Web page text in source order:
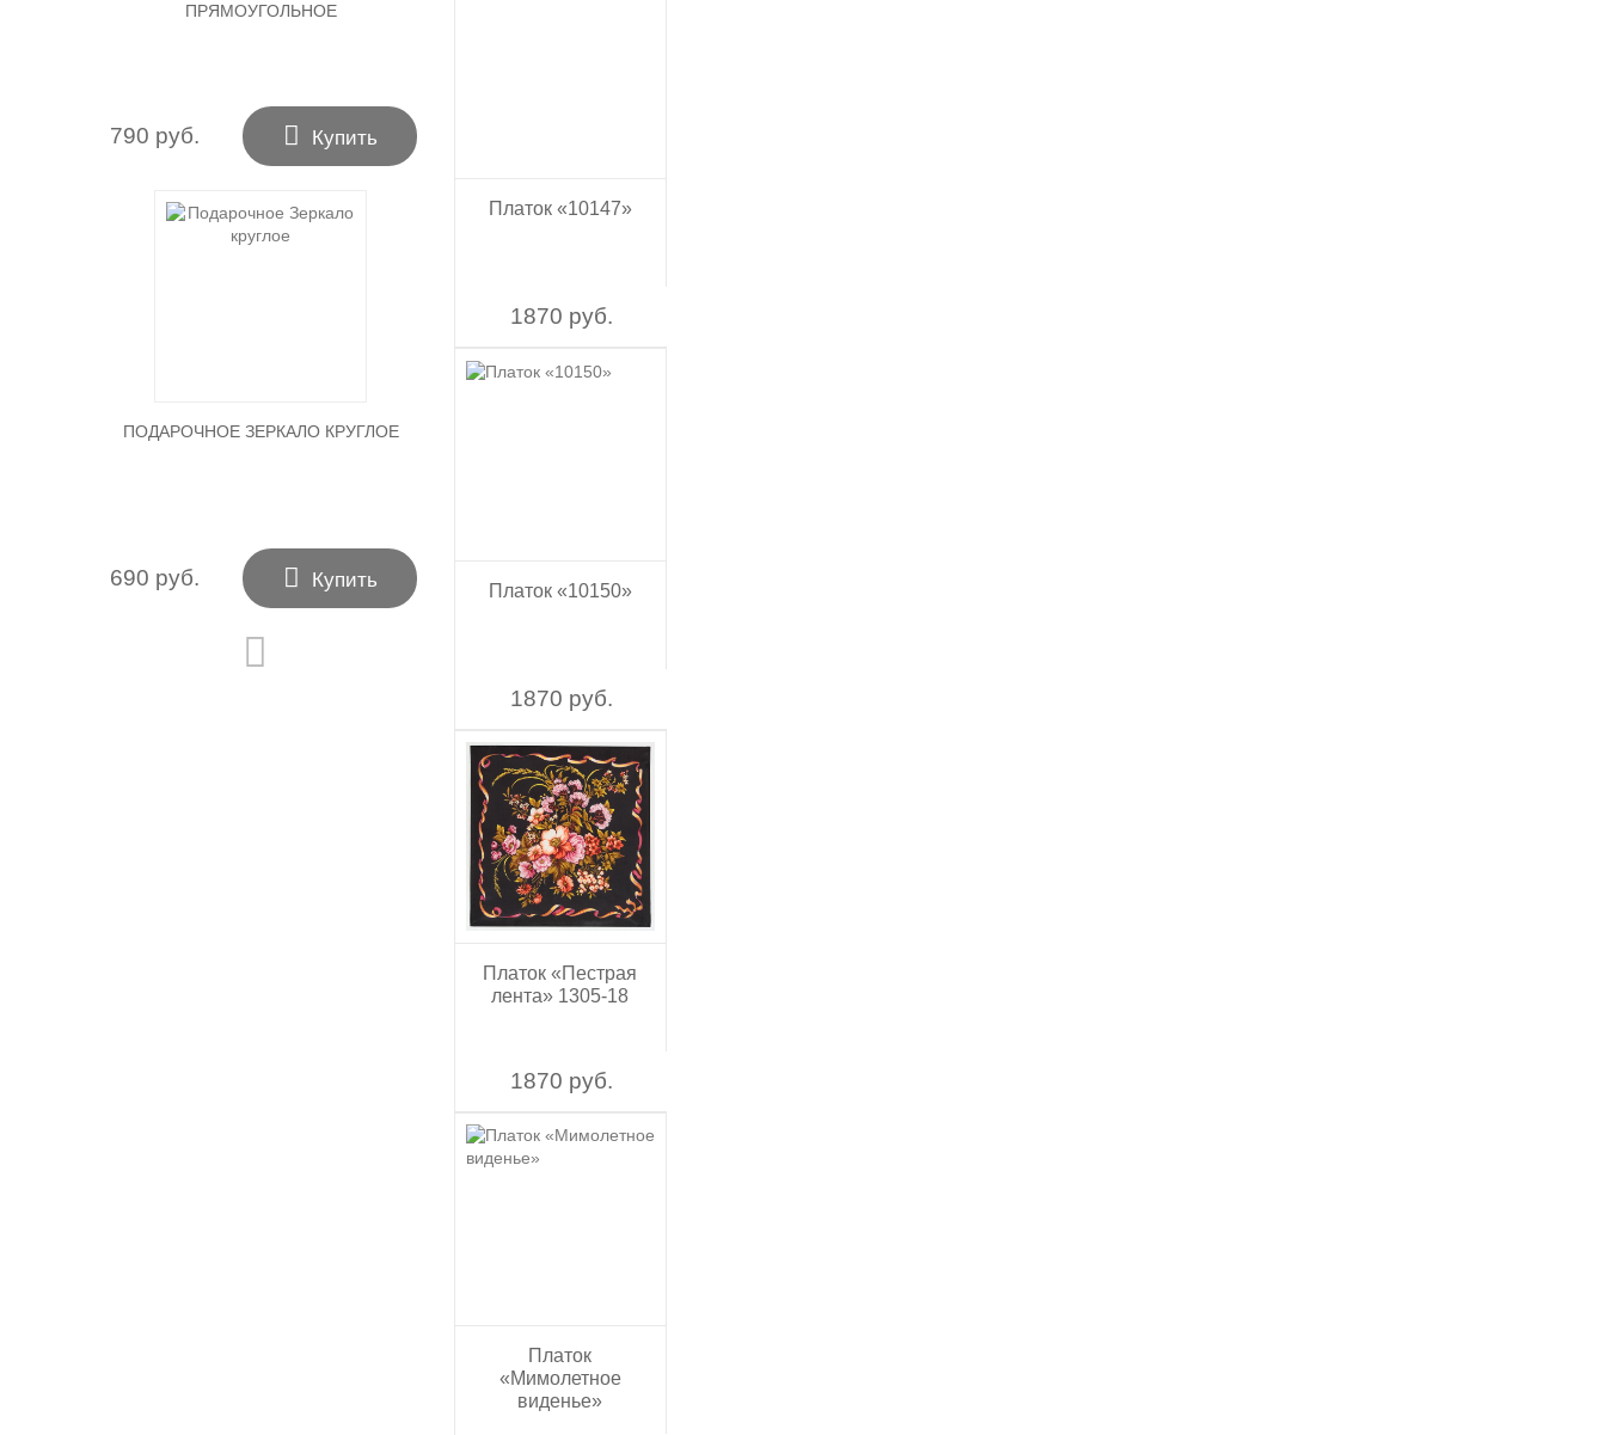
Платок «10147»
1870 руб.
Платок «10150»
1870 руб.
Платок «Пестрая
лента» 1305-18
1870 руб.
Платок
«Мимолетное
виденье»
ПРЯМОУГОЛЬНОЕ
790 руб.  Купить
ПОДАРОЧНОЕ ЗЕРКАЛО КРУГЛОЕ
690 руб.  Купить